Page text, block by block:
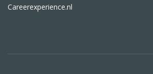
Careerexperience.nl